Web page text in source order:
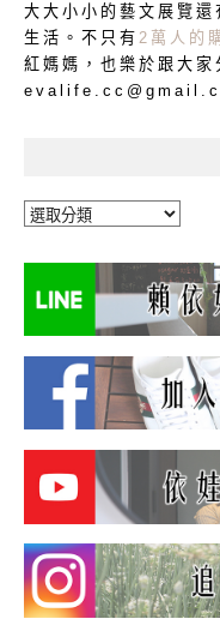
大大小小的藝文展覽
生活。不只有 2萬人的
紅媽媽，也樂於跟大
分